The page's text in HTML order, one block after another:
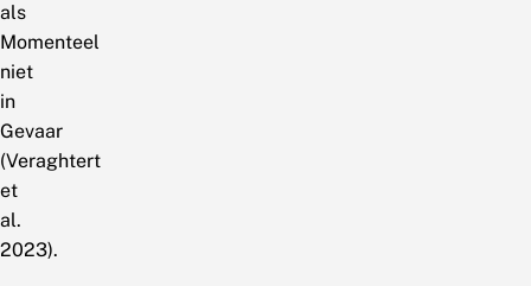
als
Momenteel
niet
in
Gevaar
(Veraghtert
et
al.
2023).